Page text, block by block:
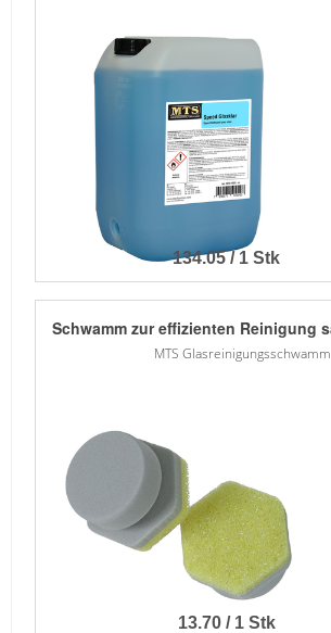
134.05 / 1 Stk
MTS Glasreinigungsschwamm
13.70 / 1 Stk